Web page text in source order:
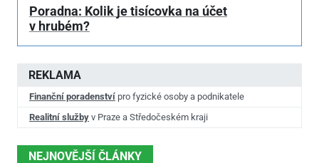
REKLAMA
Finanční poradenství pro fyzické osoby a podnikatele
Realitní služby v Praze a Středočeském kraji
NEJNOVĚJŠÍ ČLÁNKY
Poradna: Kolik je tisícovka na účet
v hrubém?